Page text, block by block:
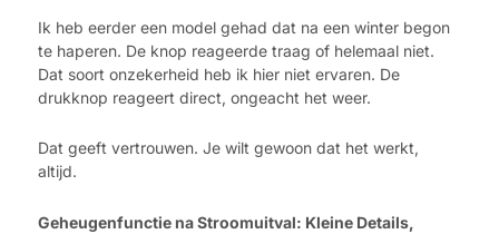
Ik heb eerder een model gehad dat na een winter begon
te haperen. De knop reageerde traag of helemaal niet.
Dat soort onzekerheid heb ik hier niet ervaren. De
drukknop reageert direct, ongeacht het weer.
Dat geeft vertrouwen. Je wilt gewoon dat het werkt,
altijd.
Geheugenfunctie na Stroomuitval: Kleine Details,